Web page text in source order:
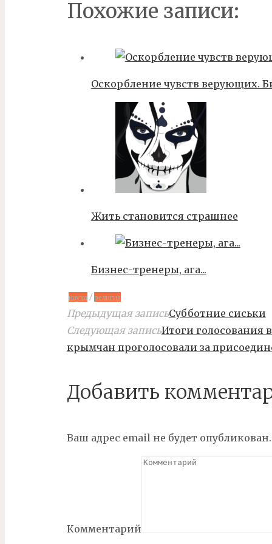
Похожие записи:
Оскорбление чувств верующих.
Жить становится страшнее
Бизнес-тренеры, ага...
наука /религия
Предыдущая записьСубботние сиськи
Следующая записьИтоги голосования
крымчан проголосовали за
Добавить
Ваш адрес email не будет опубликован.
Комментарий